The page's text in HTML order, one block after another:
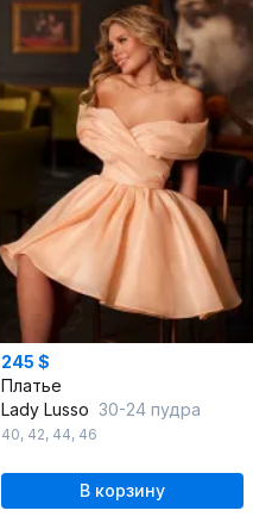
245 $
Платье
Lady Lusso 30-24 пудра
40, 42, 44, 46
В корзину